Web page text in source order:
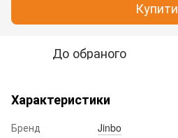
Купити
До обраного
Характеристики
Бренд
Jinbo